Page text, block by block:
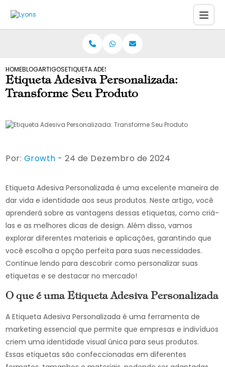
HOMEBLOGARTIGOSETIQUETA ADESIVA PERSONALIZADA: TRANSFORME SEU
Etiqueta Adesiva Personalizada:
Transforme Seu Produto
Por: Growth - 24 de Dezembro de 2024
Etiqueta Adesiva Personalizada é uma excelente maneira de
dar vida e identidade aos seus produtos. Neste artigo, você
aprenderá sobre as vantagens dessas etiquetas, como criá-
las e as melhores dicas de design. Além disso, vamos
explorar diferentes materiais e aplicações, garantindo que
você escolha a opção perfeita para suas necessidades.
Continue lendo para descobrir como personalizar suas
etiquetas e se destacar no mercado!
O que é uma Etiqueta Adesiva Personalizada
A Etiqueta Adesiva Personalizada é uma ferramenta de
marketing essencial que permite que empresas e indivíduos
criem uma identidade visual única para seus produtos.
Essas etiquetas são confeccionadas em diferentes